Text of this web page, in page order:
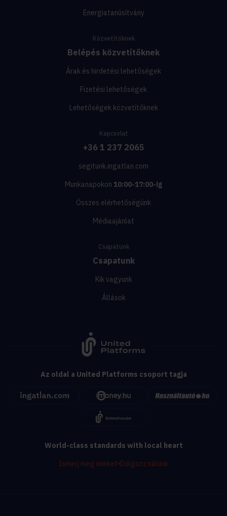
Energiatanúsítvány
Közvetítőknek
Belépés közvetítőknek
Árak és hirdetési lehetőségek
Fizetési lehetőségek
Lehetőségek közvetítőknek
Kapcsolat
+36 1 237 2065
segitunk.ingatlan.com
Munkanapokon 10:00-17:00-ig
Összes elérhetőségünk
Médiaajánlat
Csapatunk
Csapatunk
Kik vagyunk
Állások
Az oldal a United Platforms csoport tagja
World-class standards with local heart
Ismerj meg minket•Dolgozz nálunk